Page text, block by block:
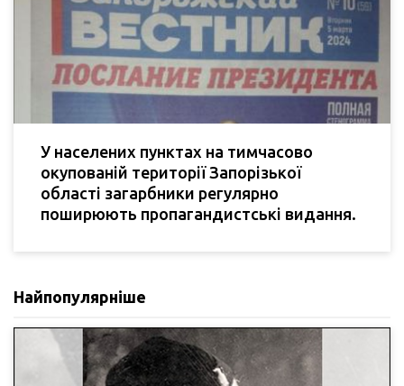
У населених пунктах на тимчасово
окупованій території Запорізької
області загарбники регулярно
поширюють пропагандистські видання.
Найпопулярніше